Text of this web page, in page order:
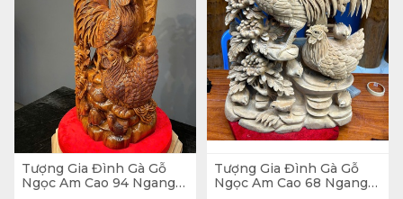
Tượng Gia Đình Gà Gỗ
Ngọc Am Cao 94 Ngang
Tượng Gia Đình Gà Gỗ
Ngọc Am Cao 68 Ngang